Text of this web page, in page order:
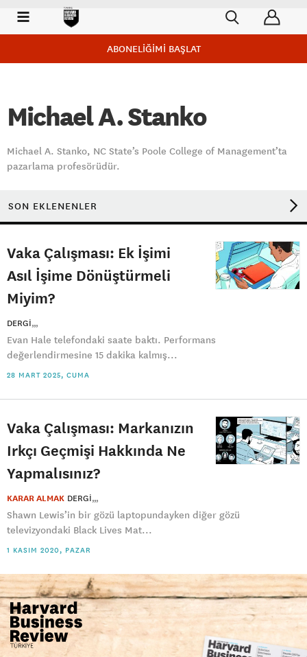
ABONELİĞİMİ BAŞLAT
Michael A. Stanko
Michael A. Stanko, NC State’s Poole College of Management’ta
pazarlama profesörüdür.
SON EKLENENLER
Vaka Çalışması: Ek İşimi
Asıl İşime Dönüştürmeli
Miyim?
DERGI
Evan Hale telefondaki saate baktı. Performans
değerlendirmesine 15 dakika kalmış...
28 MART 2025, CUMA
Vaka Çalışması: Markanızın
Irkçı Geçmişi Hakkında Ne
Yapmalısınız?
KARAR ALMAK DERGI
Shawn Lewis’in bir gözü laptopundayken diğer gözü
televizyondaki Black Lives Mat...
1 KASIM 2020, PAZAR